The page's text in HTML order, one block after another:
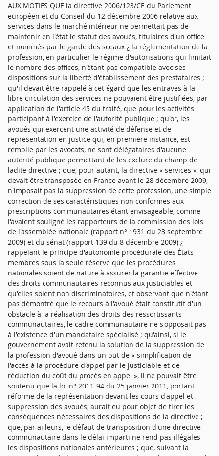
AUX MOTIFS QUE la directive 2006/123/CE du Parlement
européen et du Conseil du 12 décembre 2006 relative aux
services dans le marché intérieur ne permettait pas de
maintenir en l'état le statut des avoués, titulaires d'un office
et nommés par le garde des sceaux ¿ la réglementation de la
profession, en particulier le régime d'autorisations qui limitait
le nombre des offices, n'étant pas compatible avec ses
dispositions sur la liberté d'établissement des prestataires ;
qu'il devait être rappelé à cet égard que les entraves à la
libre circulation des services ne pouvaient être justifiées, par
application de l'article 45 du traité, que pour les activités
participant à l'exercice de l'autorité publique ; qu'or, les
avoués qui exercent une activité de défense et de
représentation en justice qui, en première instance, est
remplie par les avocats, ne sont délégataires d'aucune
autorité publique permettant de les exclure du champ de
ladite directive ; que, pour autant, la directive « services », qui
devait être transposée en France avant le 28 décembre 2009,
n'imposait pas la suppression de cette profession, une simple
correction de ses caractéristiques non conformes aux
prescriptions communautaires étant envisageable, comme
l'avaient souligné les rapporteurs de la commission des lois
de l'assemblée nationale (rapport n° 1931 du 23 septembre
2009) et du sénat (rapport 139 du 8 décembre 2009) ¿
rappelant le principe d'autonomie procédurale des États
membres sous la seule réserve que les procédures
nationales soient de nature à assurer la garantie effective
des droits communautaires reconnus aux justiciables et
qu'elles soient non discriminatoires, et observant que n'étant
pas démontré que le recours à l'avoué était constitutif d'un
obstacle à la réalisation des droits des ressortissants
communautaires, le cadre communautaire ne s'opposait pas
à l'existence d'un mandataire spécialisé ; qu'ainsi, si le
gouvernement avait retenu la solution de la suppression de
la profession d'avoué dans un but de « simplification de
l'accès à la procédure d'appel par le justiciable et de
réduction du coût du procès en appel », il ne pouvait être
soutenu que la loi n° 2011-94 du 25 janvier 2011, portant
réforme de la représentation devant les cours d'appel et
suppression des avoués, aurait eu pour objet de tirer les
conséquences nécessaires des dispositions de la directive ;
que, par ailleurs, le défaut de transposition d'une directive
communautaire dans le délai imparti ne rend pas illégales
les dispositions nationales antérieures ; que, suivant la